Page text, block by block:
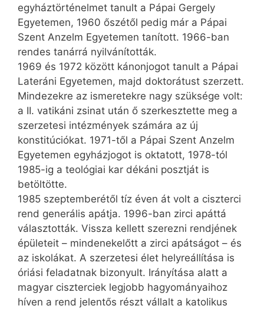
egyháztörténelmet tanult a Pápai Gergely
Egyetemen, 1960 őszétől pedig már a Pápai
Szent Anzelm Egyetemen tanított. 1966-ban
rendes tanárrá nyilvánították.
1969 és 1972 között kánonjogot tanult a Pápai
Lateráni Egyetemen, majd doktorátust szerzett.
Mindezekre az ismeretekre nagy szüksége volt:
a II. vatikáni zsinat után ő szerkesztette meg a
szerzetesi intézmények számára az új
konstitúciókat. 1971-től a Pápai Szent Anzelm
Egyetemen egyházjogot is oktatott, 1978-tól
1985-ig a teológiai kar dékáni posztját is
betöltötte.
1985 szeptemberétől tíz éven át volt a ciszterci
rend generális apátja. 1996-ban zirci apáttá
választották. Vissza kellett szerezni rendjének
épületeit – mindenekelőtt a zirci apátságot – és
az iskolákat. A szerzetesi élet helyreállítása is
óriási feladatnak bizonyult. Irányítása alatt a
magyar ciszterciek legjobb hagyományaihoz
híven a rend jelentős részt vállalt a katolikus